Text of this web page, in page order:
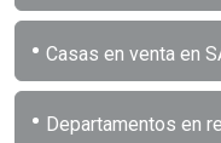
• Casas en venta en
• Departamentos en